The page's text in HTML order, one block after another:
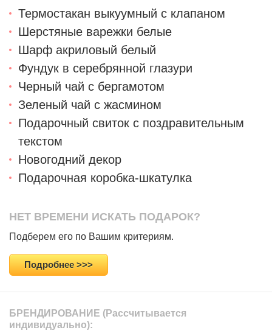
Термостакан выкуумный с клапаном
Шерстяные варежки белые
Шарф акриловый белый
Фундук в серебрянной глазури
Черный чай с бергамотом
Зеленый чай с жасмином
Подарочный свиток с поздравительным
текстом
Новогодний декор
Подарочная коробка-шкатулка
НЕТ ВРЕМЕНИ ИСКАТЬ ПОДАРОК?
Подберем его по Вашим критериям.
Подробнее >>>
БРЕНДИРОВАНИЕ (Рассчитывается
индивидуально):